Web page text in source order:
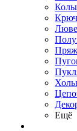
Ещё